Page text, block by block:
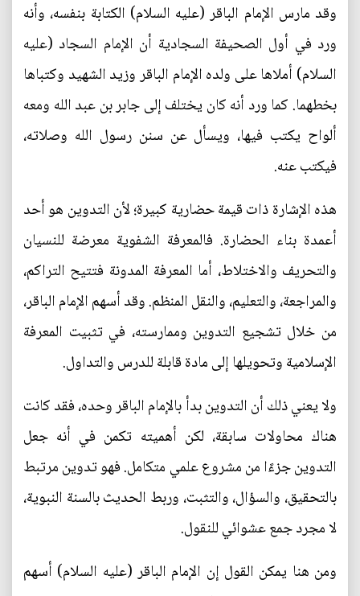
وقد مارس الإمام الباقر (عليه السلام) الكتابة بنفسه، وأنه
ورد في أول الصحيفة السجادية أن الإمام السجاد (عليه
السلام) أملاها على ولده الإمام الباقر وزيد الشهيد وكتباها
بخطهما. كما ورد أنه كان يختلف إلى جابر بن عبد الله ومعه
ألواح يكتب فيها، ويسأل عن سنن رسول الله وصلاته،
فيكتب عنه.
هذه الإشارة ذات قيمة حضارية كبيرة؛ لأن التدوين هو أحد
أعمدة بناء الحضارة. فالمعرفة الشفوية معرضة للنسيان
والتحريف والاختلاط، أما المعرفة المدونة فتتيح التراكم،
والمراجعة، والتعليم، والنقل المنظم. وقد أسهم الإمام الباقر،
من خلال تشجيع التدوين وممارسته، في تثبيت المعرفة
الإسلامية وتحويلها إلى مادة قابلة للدرس والتداول.
ولا يعني ذلك أن التدوين بدأ بالإمام الباقر وحده، فقد كانت
هناك محاولات سابقة، لكن أهميته تكمن في أنه جعل
التدوين جزءًا من مشروع علمي متكامل. فهو تدوين مرتبط
بالتحقيق، والسؤال، والتثبت، وربط الحديث بالسنة النبوية،
لا مجرد جمع عشوائي للنقول.
ومن هنا يمكن القول إن الإمام الباقر (عليه السلام) أسهم